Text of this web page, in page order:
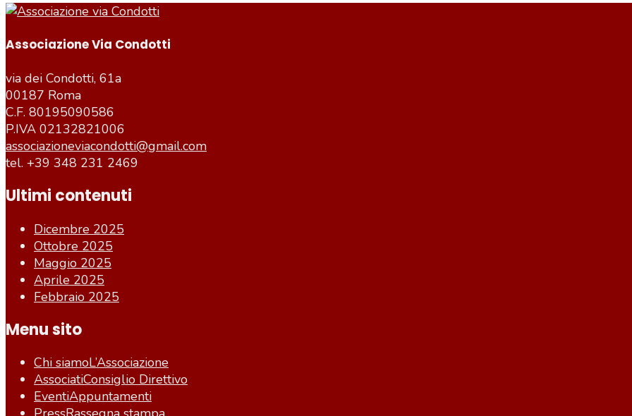
Associazione Via Condotti
via dei Condotti, 61a
00187 Roma
C.F. 80195090586
P.IVA 02132821006
associazioneviacondotti@gmail.com
tel. +39 348 231 2469
Ultimi contenuti
Dicembre 2025
Ottobre 2025
Maggio 2025
Aprile 2025
Febbraio 2025
Menu sito
Chi siamoL’Associazione
AssociatiConsiglio Direttivo
EventiAppuntamenti